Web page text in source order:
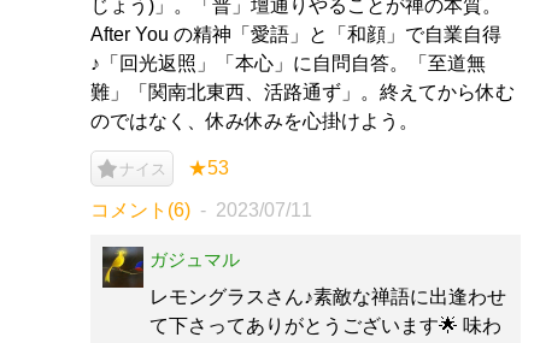
じょう)」。「普」壇通りやることが禅の本質。
After You の精神「愛語」と「和顔」で自業自得
♪「回光返照」「本心」に自問自答。「至道無
難」「関南北東西、活路通ず」。終えてから休む
のではなく、休み休みを心掛けよう。
ナイス ★53
コメント(6) 2023/07/11
ガジュマル
レモングラスさん♪素敵な禅語に出逢わせ
て下さってありがとうございます🌟 味わ